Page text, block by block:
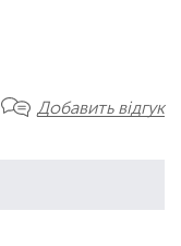
Добавить відгук